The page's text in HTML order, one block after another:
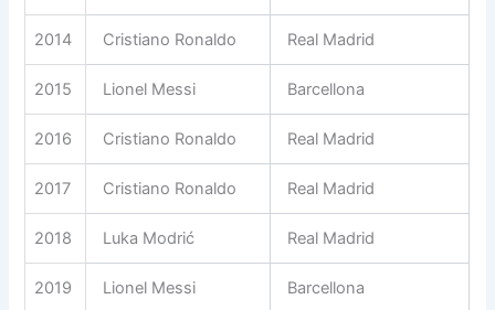
2014 Cristiano Ronaldo Real Madrid
2015 Lionel Messi Barcellona
2016 Cristiano Ronaldo Real Madrid
2017 Cristiano Ronaldo Real Madrid
2018 Luka Modrić Real Madrid
2019 Lionel Messi Barcellona